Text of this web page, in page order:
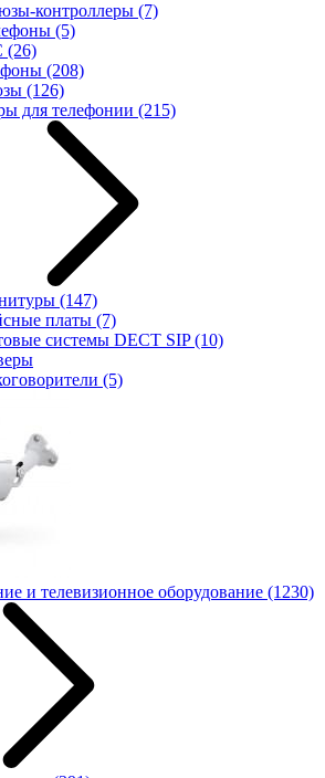
контроллеры (7)
(5)
(26)
(208)
(126)
для телефонии (215)
(147)
платы (7)
системы DECT SIP(10)
(5)
и телевизионное оборудование (1230)